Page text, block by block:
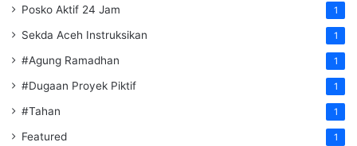
Posko Aktif 24 Jam 1
Sekda Aceh Instruksikan 1
#Agung Ramadhan 1
#Dugaan Proyek Piktif 1
#Tahan 1
Featured 1